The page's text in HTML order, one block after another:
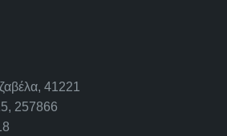
41221
257866